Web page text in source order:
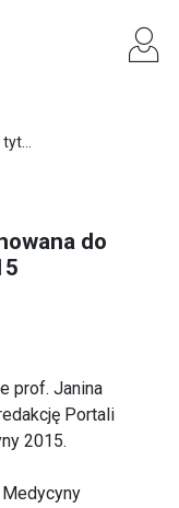
do
prof. Janina
Portali
2015.